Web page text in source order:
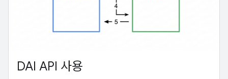
DAI API 사용